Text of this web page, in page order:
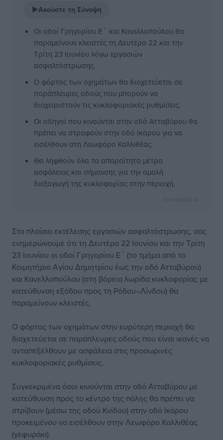
▶Ακούστε τη Σύνοψη
Οι οδοί Γρηγορίου Ε΄ και Κανελλοπούλου θα
παραμείνουν κλειστές τη Δευτέρα 22 και την
Τρίτη 23 Ιουνίου λόγω εργασιών
ασφαλτόστρωσης.
Ο φόρτος των οχημάτων θα διοχετεύεται σε
παράπλευρες οδούς που μπορούν να
διαχειριστούν τις κυκλοφοριακές ρυθμίσεις.
Οι οδηγοί που κινούνται στην οδό Ατταβύρου θα
πρέπει να στραφούν στην οδό Ικάρου για να
εισέλθουν στη Λεωφόρο Καλλιθέας.
Θα ληφθούν όλα τα απαραίτητα μέτρα
ασφάλειας και σήμανσης για την ομαλή
διεξαγωγή της κυκλοφορίας στην περιοχή.
Στο πλαίσιο εκτέλεσης εργασιών ασφαλτόστρωσης, σας
ενημερώνουμε ότι τη Δευτέρα 22 Ιουνίου και την Τρίτη
23 Ιουνίου οι οδοί Γρηγορίου Ε΄ (το τμήμα από το
Κοιμητήριο Αγίου Δημητρίου έως την οδό Ατταβύρου)
και Κανελλοπούλου (στη βόρεια λωρίδα κυκλοφορίας με
κατεύθυνση εξόδου προς τη Ρόδου–Λίνδου) θα
παραμείνουν κλειστές.
Ο φόρτος των οχημάτων στην ευρύτερη περιοχή θα
διοχετεύεται σε παράπλευρες οδούς που είναι ικανές να
ανταπεξέλθουν με ασφάλεια στις προσωρινές
κυκλοφοριακές ρυθμίσεις.
Συγκεκριμένα όσοι κινούνται στην οδό Ατταβύρου με
κατεύθυνση προς το κέντρο της πόλης θα πρέπει να
στρίβουν (μέσω της οδού Κνίδου) στην οδό Ικάρου
προκειμένου να εισέλθουν στην Λεωφόρο Καλλιθέας
(γεφυράκι).